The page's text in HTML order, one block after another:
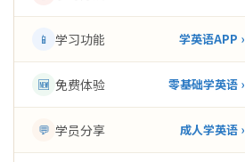
📱 学习功能 学英语APP ›
🆕 免费体验 零基础学英语 ›
💬 学员分享 成人学英语 ›